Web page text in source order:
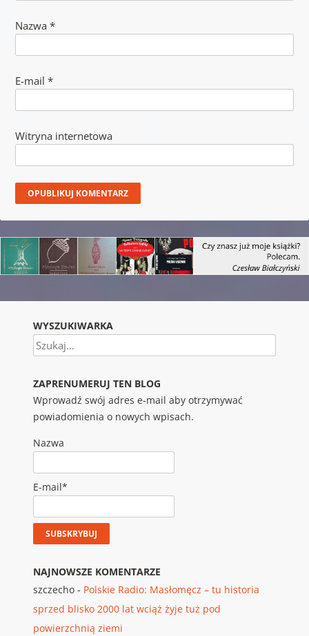
Nazwa *
E-mail *
Witryna internetowa
WYSZUKIWARKA
Szukaj
ZAPRENUMERUJ TEN BLOG
Wprowadź swój adres e-mail aby otrzymywać
powiadomienia o nowych wpisach.
Nazwa
E-mail*
NAJNOWSZE KOMENTARZE
szczecho- Polskie Radio: Masłomęcz – tu historia
sprzed blisko 2000 lat wciąż żyje tuż pod
powierzchnią ziemi